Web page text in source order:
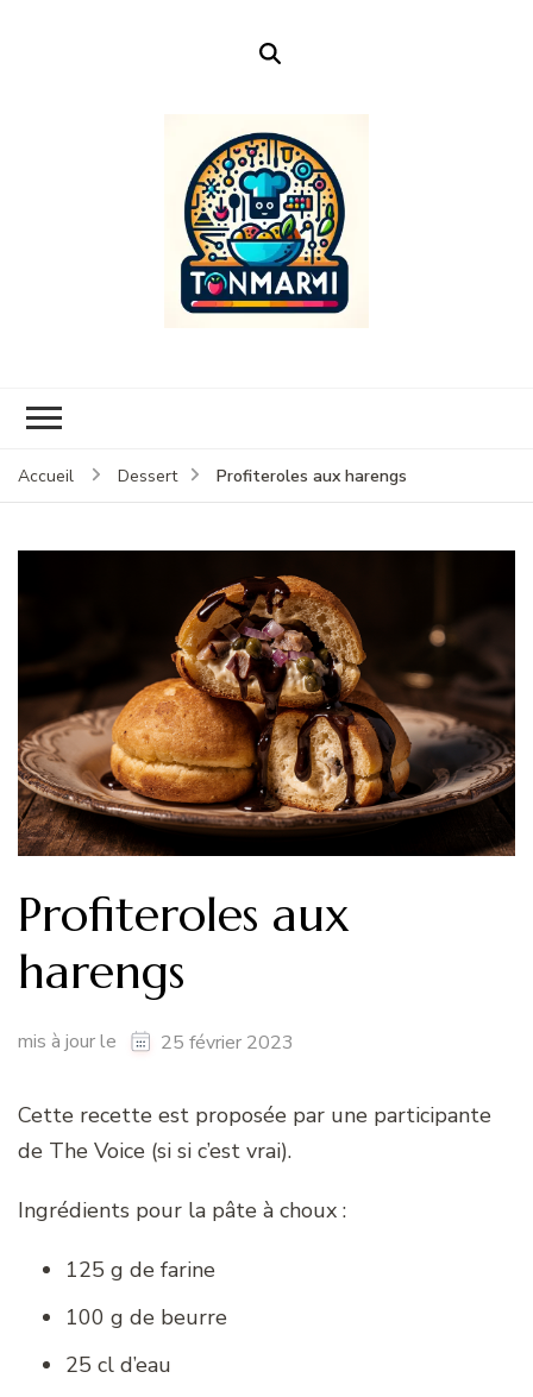
Accueil Dessert Profiteroles aux harengs
Profiteroles aux
harengs
mis à jour le 25 février 2023
Cette recette est proposée par une participante
de The Voice (si si c’est vrai).
Ingrédients pour la pâte à choux :
125 g de farine
100 g de beurre
25 cl d’eau